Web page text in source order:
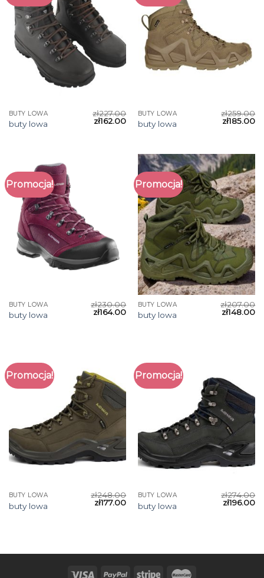
BUTY LOWA
buty lowa
zł227.00
zł162.00
BUTY LOWA
buty lowa
zł259.00
zł185.00
Promocja!
BUTY LOWA
buty lowa
zł230.00
zł164.00
Promocja!
BUTY LOWA
buty lowa
zł207.00
zł148.00
Promocja!
BUTY LOWA
buty lowa
zł248.00
zł177.00
Promocja!
BUTY LOWA
buty lowa
zł274.00
zł196.00